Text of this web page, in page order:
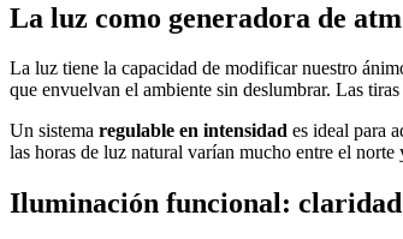
La luz como generadora de
La luz tiene la capacidad de modificar nuestro
que envuelvan el ambiente sin deslumbrar. Las
Un sistema regulable en intensidad es ideal para
las horas de luz natural varían mucho entre el
Iluminación funcional: claridad